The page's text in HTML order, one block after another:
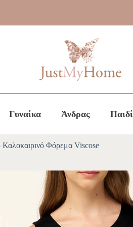
Γυναίκα Άνδρας Παιδί
Καλοκαιρινό Φόρεμα Viscose